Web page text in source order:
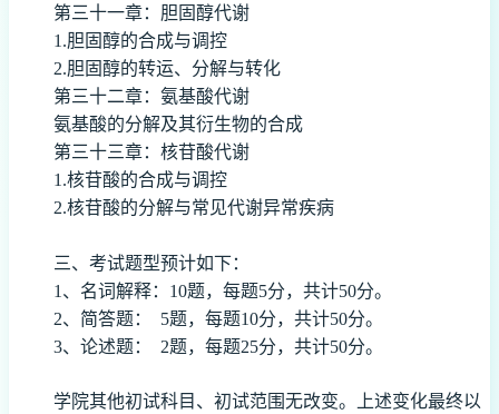
第三十一章：胆固醇代谢
1.胆固醇的合成与调控
2.胆固醇的转运、分解与转化
第三十二章：氨基酸代谢
氨基酸的分解及其衍生物的合成
第三十三章：核苷酸代谢
1.核苷酸的合成与调控
2.核苷酸的分解与常见代谢异常疾病
三、 考试题型预计如下：
1、名词解释：10题，每题5分，共计50分。
2、简答题： 5题，每题10分，共计50分。
3、论述题： 2题，每题25分，共计50分。
学院其他初试科目、初试范围无改变。上述变化最终以